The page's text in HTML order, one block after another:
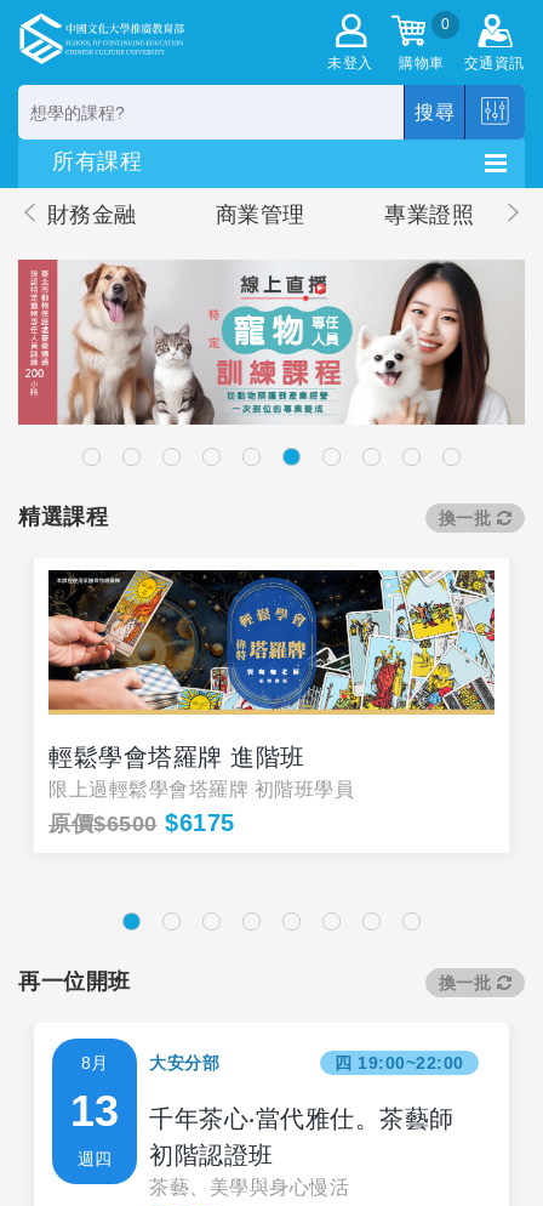
未登入
0
購物車 交通資訊
搜尋
財務金融 商業管理 專業證照
精選課程 換一批
輕鬆學會塔羅牌 進階班
限上過輕鬆學會塔羅牌 初階班學員
原價$6500$6175
再一位開班 換一批
8月
13
週四
大安分部 四 19:00~22:00
千年茶心‧當代雅仕。茶藝師
初階認證班
茶藝、美學與身心慢活